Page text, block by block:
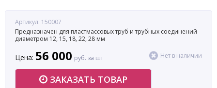
Артикул: 150007
Предназначен для пластмассовых труб и трубных соединений
диаметром 12, 15, 18, 22, 28 мм
Цена: 56 000 руб. за шт Нет в наличии
ЗАКАЗАТЬ ТОВАР